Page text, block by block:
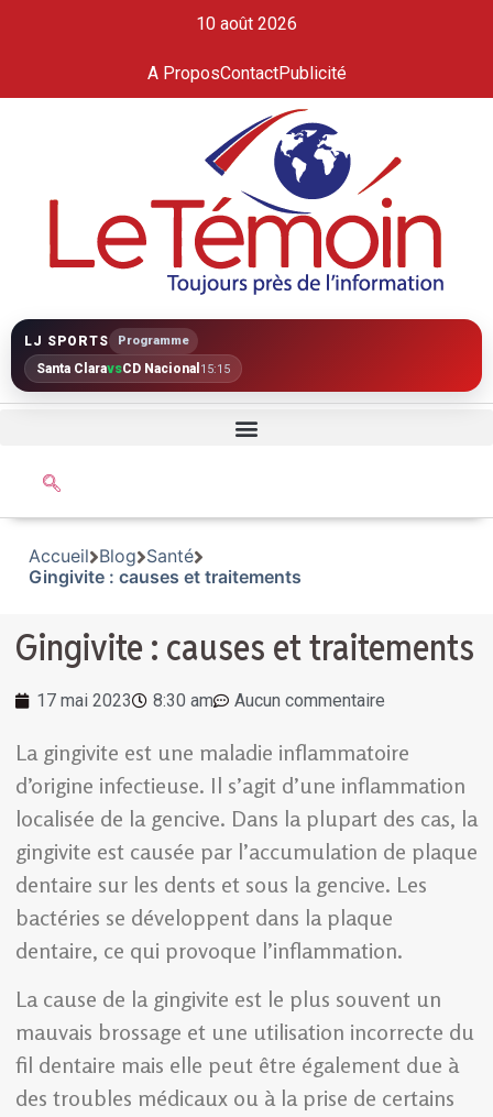
10 août 2026
A ProposContactPublicité
LJ SPORTS Programme
Santa ClaravsCD Nacional 15:15
Accueil Blog Santé
Gingivite : causes et traitements
Gingivite : causes et traitements
17 mai 2023 8:30 am Aucun commentaire
La gingivite est une maladie inflammatoire
d’origine infectieuse. Il s’agit d’une inflammation
localisée de la gencive. Dans la plupart des cas, la
gingivite est causée par l’accumulation de plaque
dentaire sur les dents et sous la gencive. Les
bactéries se développent dans la plaque
dentaire, ce qui provoque l’inflammation.
La cause de la gingivite est le plus souvent un
mauvais brossage et une utilisation incorrecte du
fil dentaire mais elle peut être également due à
des troubles médicaux ou à la prise de certains